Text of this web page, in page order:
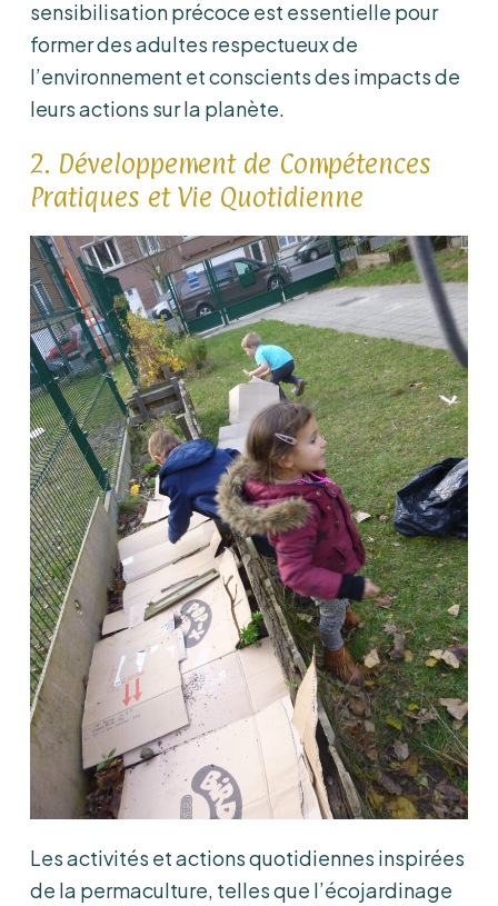
sensibilisation précoce est essentielle pour
former des adultes respectueux de
l’environnement et conscients des impacts de
leurs actions sur la planète.
2. Développement de Compétences
Pratiques et Vie Quotidienne
Les activités et actions quotidiennes inspirées
de la permaculture, telles que l’écojardinage